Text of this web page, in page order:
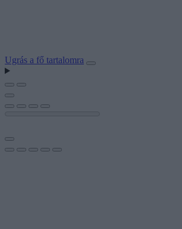
Ugrás a fő tartalomra